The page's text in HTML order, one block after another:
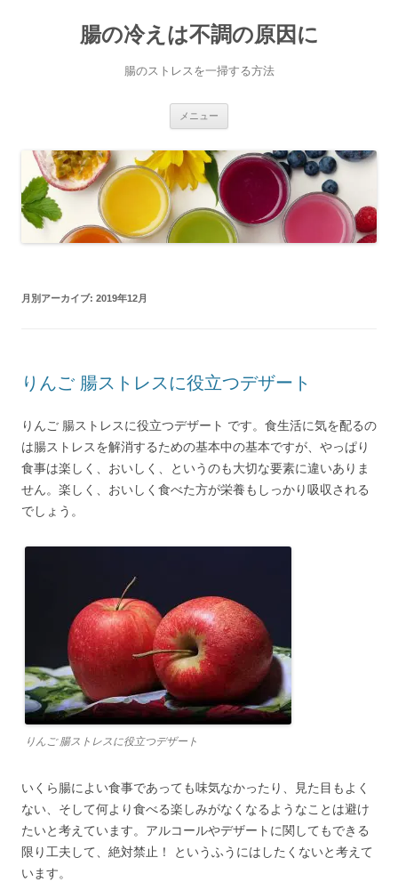
腸の冷えは不調の原因に
腸のストレスを一掃する方法
メニュー
月別アーカイブ: 2019年12月
りんご 腸ストレスに役立つデザート
りんご 腸ストレスに役立つデザート です。食生活に気を配るの
は腸ストレスを解消するための基本中の基本ですが、やっぱり
食事は楽しく、おいしく、というのも大切な要素に違いありま
せん。楽しく、おいしく食べた方が栄養もしっかり吸収される
でしょう。
りんご 腸ストレスに役立つデザート
いくら腸によい食事であっても味気なかったり、見た目もよく
ない、そして何より食べる楽しみがなくなるようなことは避け
たいと考えています。アルコールやデザートに関してもできる
限り工夫して、絶対禁止！ というふうにはしたくないと考えて
います。